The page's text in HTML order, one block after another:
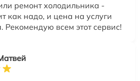
ремонт холодильника -
как надо, и цена на услуги
Рекомендую всем этот сервис!